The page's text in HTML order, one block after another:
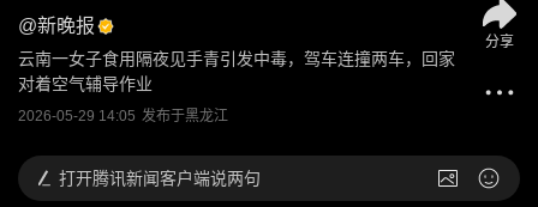
@新晚报
云南一女子食用隔夜见手青引发中毒，驾车连撞两车，回家
对着空气辅导作业
2026-05-29 14:05 发布于黑龙江
分享
打开腾讯新闻客户端说两句